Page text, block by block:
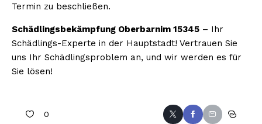
Termin zu beschließen.
Schädlingsbekämpfung Oberbarnim 15345 – Ihr
Schädlings-Experte in der Hauptstadt! Vertrauen Sie
uns Ihr Schädlingsproblem an, und wir werden es für
Sie lösen!
0